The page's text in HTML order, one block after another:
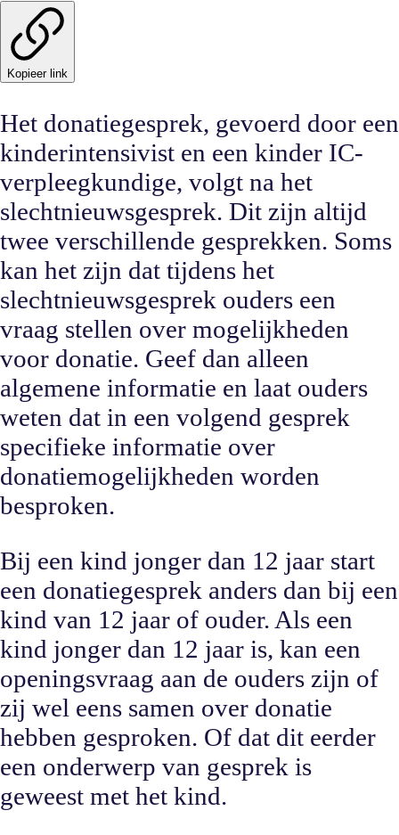
Kopieer link
Het donatiegesprek, gevoerd door een
kinderintensivist en een kinder IC-
verpleegkundige, volgt na het
slechtnieuwsgesprek. Dit zijn altijd
twee verschillende gesprekken. Soms
kan het zijn dat tijdens het
slechtnieuwsgesprek ouders een
vraag stellen over mogelijkheden
voor donatie. Geef dan alleen
algemene informatie en laat ouders
weten dat in een volgend gesprek
specifieke informatie over
donatiemogelijkheden worden
besproken.
Bij een kind jonger dan 12 jaar start
een donatiegesprek anders dan bij een
kind van 12 jaar of ouder. Als een
kind jonger dan 12 jaar is, kan een
openingsvraag aan de ouders zijn of
zij wel eens samen over donatie
hebben gesproken. Of dat dit eerder
een onderwerp van gesprek is
geweest met het kind.